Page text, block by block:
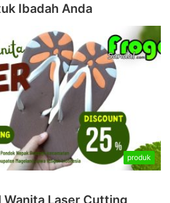
Ibadah Anda
produk
Wanita Laser Cutting